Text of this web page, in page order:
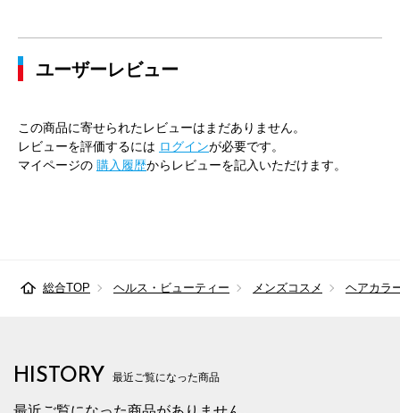
ユーザーレビュー
この商品に寄せられたレビューはまだありません。
レビューを評価するには ログインが必要です。
マイページの 購入履歴からレビューを記入いただけます。
総合TOP ヘルス・ビューティー メンズコスメ ヘアカラ
HISTORY 最近ご覧になった商品